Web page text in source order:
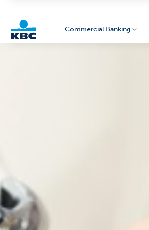
Commercial Banking